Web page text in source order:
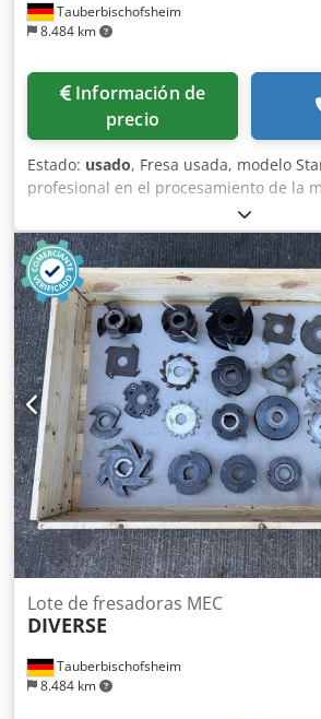
Tauberbischofsheim
8.484 km
Información de
precio
Estado: usado, Fresa usada, modelo
profesional en el procesamiento de la
es adecuada para las tareas típicas de
tipo de máquina y puede ser
solicitud. Se proporcionarán datos
detalles sobre su estado real a
Alaea
Tauberbischofsheim
8.484 km
Lote de fresadoras MEC
DIVERSE